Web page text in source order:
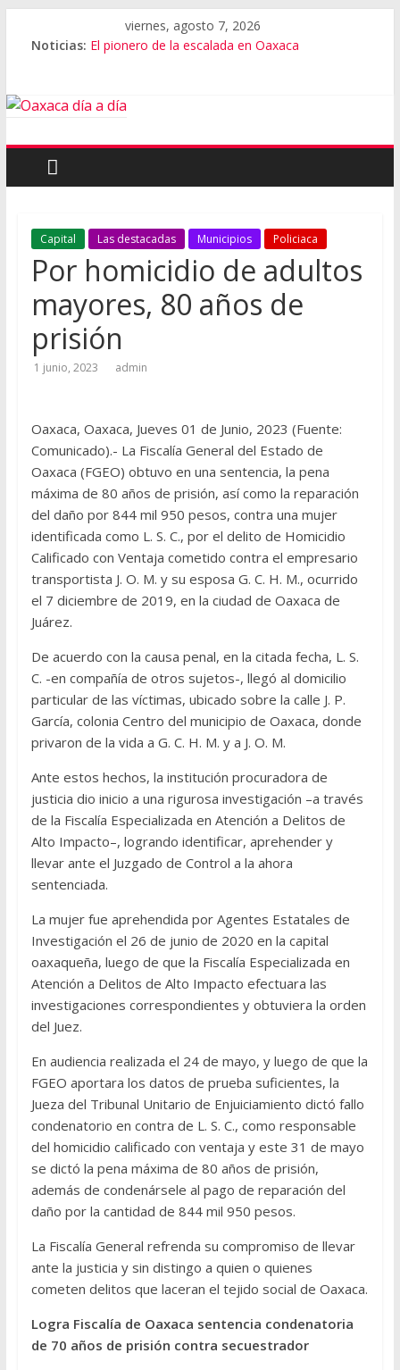
viernes, agosto 7, 2026
Noticias: El pionero de la escalada en Oaxaca
Aniversario del Museo Frissell de Mitla
Capital Las destacadas Municipios Policiaca
Por homicidio de adultos
mayores, 80 años de
prisión
1 junio, 2023 admin
Oaxaca, Oaxaca, Jueves 01 de Junio, 2023 (Fuente:
Comunicado).- La Fiscalía General del Estado de
Oaxaca (FGEO) obtuvo en una sentencia, la pena
máxima de 80 años de prisión, así como la reparación
del daño por 844 mil 950 pesos, contra una mujer
identificada como L. S. C., por el delito de Homicidio
Calificado con Ventaja cometido contra el empresario
transportista J. O. M. y su esposa G. C. H. M., ocurrido
el 7 diciembre de 2019, en la ciudad de Oaxaca de
Juárez.
De acuerdo con la causa penal, en la citada fecha, L. S.
C. -en compañía de otros sujetos-, llegó al domicilio
particular de las víctimas, ubicado sobre la calle J. P.
García, colonia Centro del municipio de Oaxaca, donde
privaron de la vida a G. C. H. M. y a J. O. M.
Ante estos hechos, la institución procuradora de
justicia dio inicio a una rigurosa investigación –a través
de la Fiscalía Especializada en Atención a Delitos de
Alto Impacto–, logrando identificar, aprehender y
llevar ante el Juzgado de Control a la ahora
sentenciada.
La mujer fue aprehendida por Agentes Estatales de
Investigación el 26 de junio de 2020 en la capital
oaxaqueña, luego de que la Fiscalía Especializada en
Atención a Delitos de Alto Impacto efectuara las
investigaciones correspondientes y obtuviera la orden
del Juez.
En audiencia realizada el 24 de mayo, y luego de que la
FGEO aportara los datos de prueba suficientes, la
Jueza del Tribunal Unitario de Enjuiciamiento dictó fallo
condenatorio en contra de L. S. C., como responsable
del homicidio calificado con ventaja y este 31 de mayo
se dictó la pena máxima de 80 años de prisión,
además de condenársele al pago de reparación del
daño por la cantidad de 844 mil 950 pesos.
La Fiscalía General refrenda su compromiso de llevar
ante la justicia y sin distingo a quien o quienes
cometen delitos que laceran el tejido social de Oaxaca.
Logra Fiscalía de Oaxaca sentencia condenatoria
de 70 años de prisión contra secuestrador